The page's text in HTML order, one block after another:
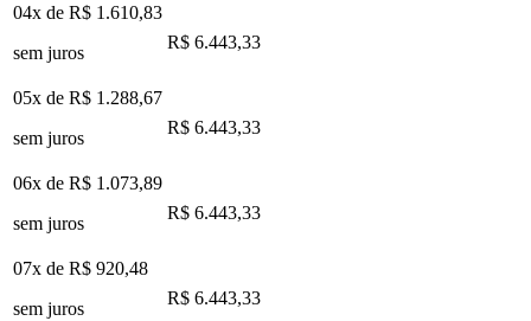
04x de R$ 1.610,83
sem juros
R$ 6.443,33
05x de R$ 1.288,67
sem juros
R$ 6.443,33
06x de R$ 1.073,89
sem juros
R$ 6.443,33
07x de R$ 920,48
sem juros
R$ 6.443,33